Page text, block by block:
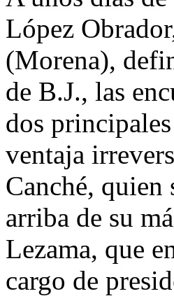
López
(Morena),
de B.J., las
dos
ventaja
Canché, quien
arriba de su
Lezama, que
cargo de